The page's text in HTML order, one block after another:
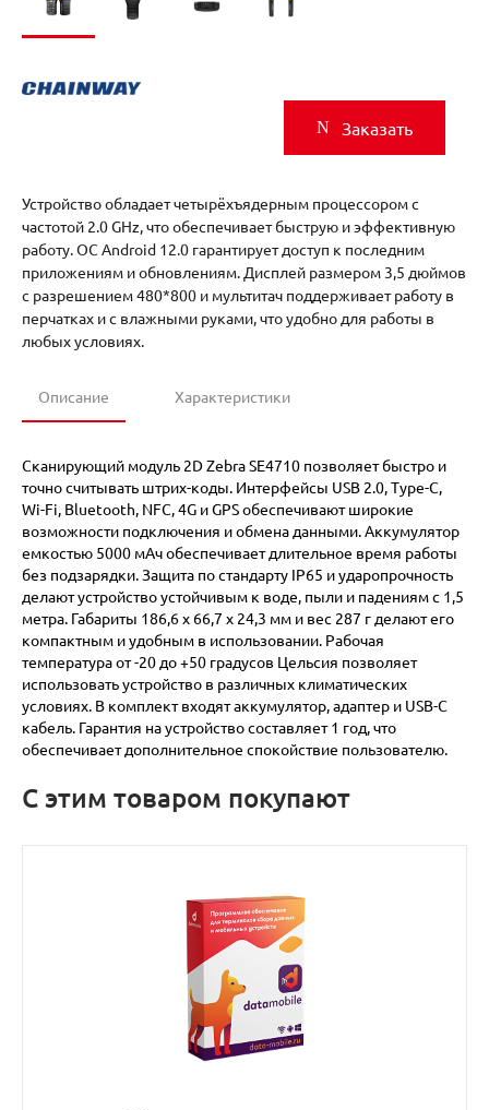
Заказать
Устройство обладает четырёхъядерным процессором с
частотой 2.0 GHz, что обеспечивает быструю и эффективную
работу. ОС Android 12.0 гарантирует доступ к последним
приложениям и обновлениям. Дисплей размером 3,5 дюймов
с разрешением 480*800 и мультитач поддерживает работу в
перчатках и с влажными руками, что удобно для работы в
любых условиях.
Описание Характеристики
Сканирующий модуль 2D Zebra SE4710 позволяет быстро и
точно считывать штрих-коды. Интерфейсы USB 2.0, Type-C,
Wi-Fi, Bluetooth, NFC, 4G и GPS обеспечивают широкие
возможности подключения и обмена данными. Аккумулятор
емкостью 5000 мАч обеспечивает длительное время работы
без подзарядки. Защита по стандарту IP65 и ударопрочность
делают устройство устойчивым к воде, пыли и падениям с 1,5
метра. Габариты 186,6 x 66,7 x 24,3 мм и вес 287 г делают его
компактным и удобным в использовании. Рабочая
температура от -20 до +50 градусов Цельсия позволяет
использовать устройство в различных климатических
условиях. В комплект входят аккумулятор, адаптер и USB-C
кабель. Гарантия на устройство составляет 1 год, что
обеспечивает дополнительное спокойствие пользователю.
С этим товаром покупают